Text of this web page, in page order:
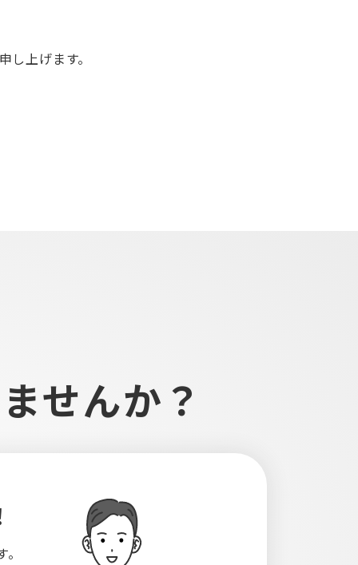
上げます。
せんか？